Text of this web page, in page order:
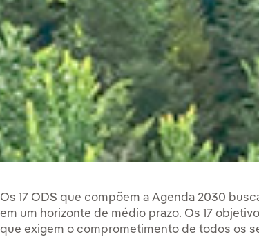
Os 17 ODS que compõem a Agenda 2030
em um horizonte de médio prazo. Os 17
que exigem o comprometimento de todos os